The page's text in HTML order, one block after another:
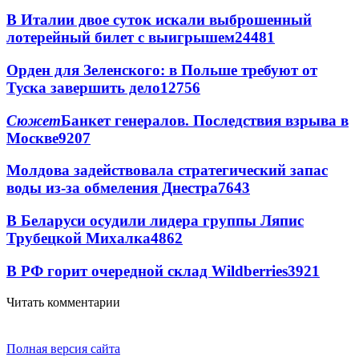
В Италии двое суток искали выброшенный
лотерейный билет с выигрышем24481
Орден для Зеленского: в Польше требуют от
Туска завершить дело12756
СюжетБанкет генералов. Последствия взрыва в
Москве9207
Молдова задействовала стратегический запас
воды из-за обмеления Днестра7643
В Беларуси осудили лидера группы Ляпис
Трубецкой Михалка4862
В РФ горит очередной склад Wildberries3921
Читать комментарии
Полная версия сайта